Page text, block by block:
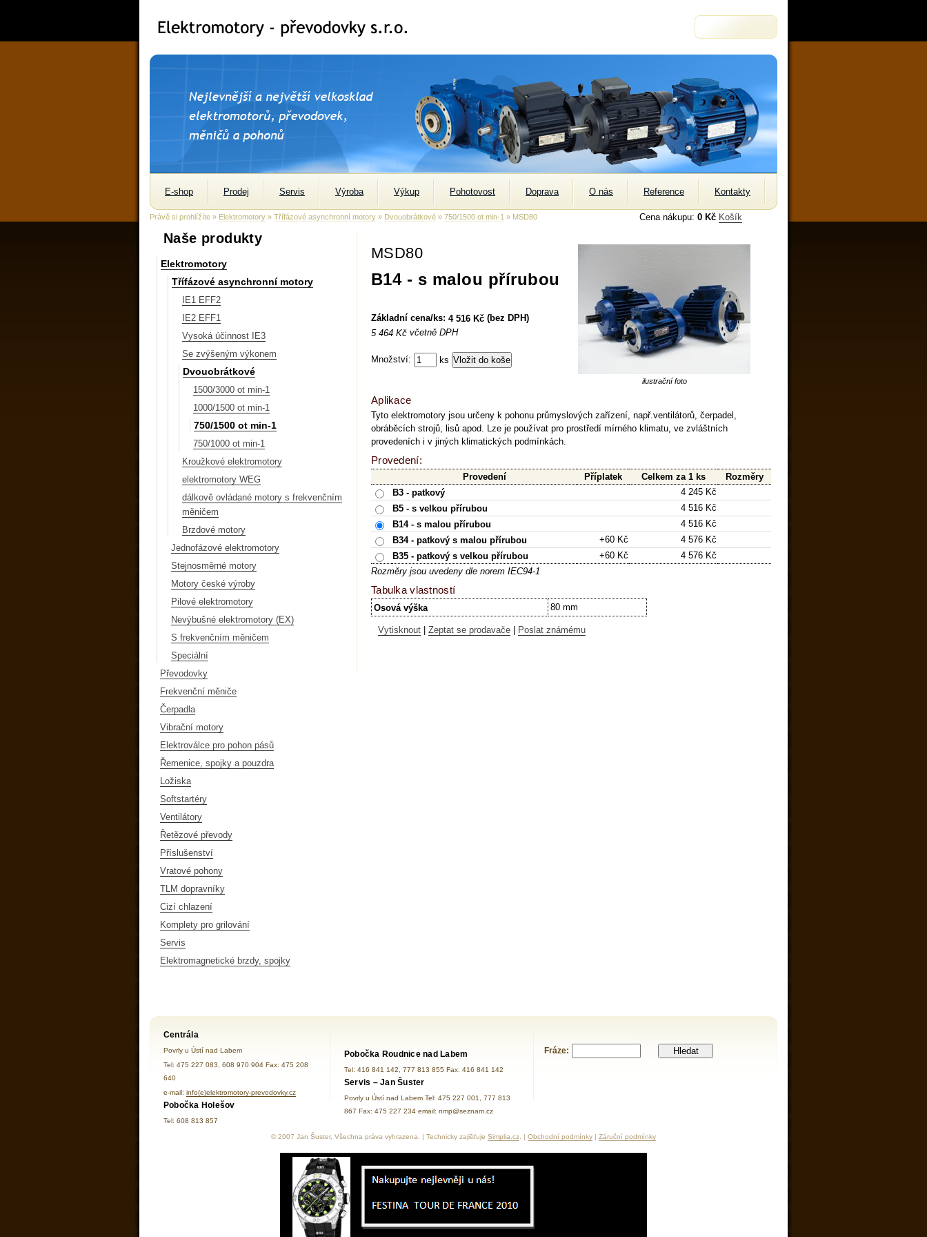
E-shop Prodej Servis Výroba Výkup Pohotovost Doprava O nás Reference Kontakty
Cena nákupu: 0 Kč Košík
Právě si prohlížíte » Elektromotory » Třífázové asynchronní motory » Dvouobrátkové » 750/1500 ot min-1 » MSD80
Naše produkty
Elektromotory
Třífázové asynchronní motory
IE1 EFF2
IE2 EFF1
Vysoká účinnost IE3
Se zvýšeným výkonem
Dvouobrátkové
1500/3000 ot min-1
1000/1500 ot min-1
750/1500 ot min-1
750/1000 ot min-1
Kroužkové elektromotory
elektromotory WEG
dálkově ovládané motory s frekvenčním
měničem
Brzdové motory
Jednofázové elektromotory
Stejnosměrné motory
Motory české výroby
Pilové elektromotory
Nevýbušné elektromotory (EX)
S frekvenčním měničem
Speciální
Převodovky
Frekvenční měniče
Čerpadla
Vibrační motory
Elektroválce pro pohon pásů
Řemenice, spojky a pouzdra
Ložiska
Softstartéry
Ventilátory
Řetězové převody
Příslušenství
Vratové pohony
TLM dopravníky
Cizí chlazení
Komplety pro grilování
Servis
Elektromagnetické brzdy, spojky
MSD80
B14 - s malou přírubou
Základní cena/ks: 4 516 Kč (bez DPH)
5 464 Kč včetně DPH
Množství: ks
ilustrační foto
Aplikace
Tyto elektromotory jsou určeny k pohonu průmyslových zařízení, např.ventilátorů, čerpadel,
obráběcích strojů, lisů apod. Lze je používat pro prostředí mírného klimatu, ve zvláštních
provedeních i v jiných klimatických podmínkách.
Provedení:
Provedení Příplatek Celkem za 1 ks
Rozměry
B3 - patkový
4 245 Kč
B5 - s velkou přírubou
4 516 Kč
B14 - s malou přírubou
4 516 Kč
B34 - patkový s malou přírubou
+60 Kč
4 576 Kč
B35 - patkový s velkou přírubou
+60 Kč
4 576 Kč
Rozměry jsou uvedeny dle norem IEC94-1
Tabulka vlastností
Osová výška 80 mm
Vytisknout Zeptat se prodavače Poslat známému
Centrála
Povrly u Ústí nad Labem
Tel: 475 227 083, 608 970 904 Fax: 475 208
640
e-mail: info(e)elektromotory-prevodovky.cz
Pobočka Holešov
Tel: 608 813 857
Pobočka Roudnice nad Labem
Tel: 416 841 142, 777 813 855 Fax: 416 841 142
Servis – Jan Šuster
Povrly u Ústí nad Labem Tel: 475 227 001, 777 813
867 Fax: 475 227 234 email: nmp@seznam.cz
Fráze: Hledat
© 2007 Jan Šuster, Všechna práva vyhrazena. | Technicky zajišťuje Simplia.cz . | Obchodní podmínky | Záruční podmínky